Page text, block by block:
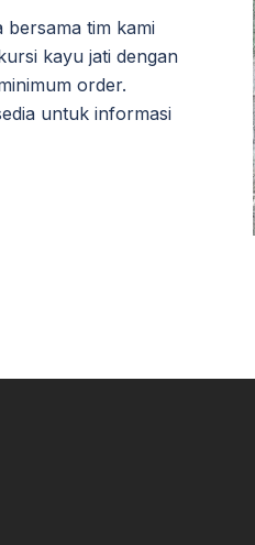
bersama tim kami
kayu jati dengan
order.
untuk informasi